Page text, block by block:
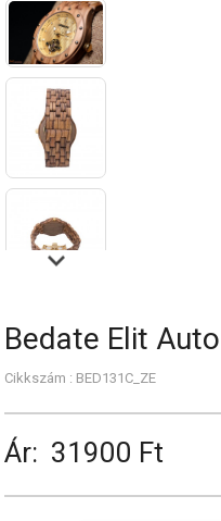
Bedate Elit
Cikkszám : BED131C_ZE
Ár: 31900 Ft